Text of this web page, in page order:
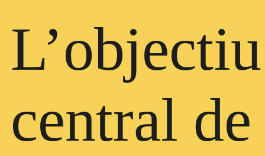
L’objectiu
central de